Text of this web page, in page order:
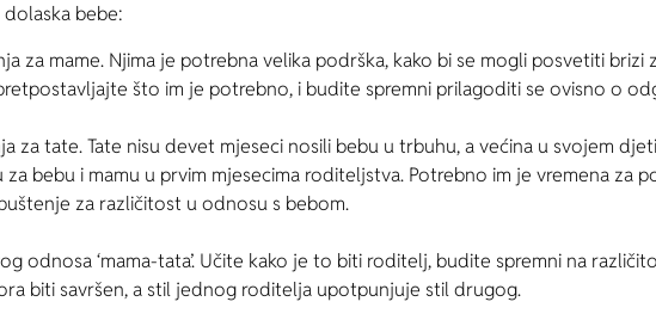
bebe:
za mame. Njima je potrebna velika podrška, kako bi se mogli posvetiti
što im je potrebno, i budite spremni prilagoditi se ovisno o
za tate. Tate nisu devet mjeseci nosili bebu u trbuhu, a većina u svojem
za bebu i mamu u prvim mjesecima roditeljstva. Potrebno im je vremena za
za različitost u odnosu s bebom.
odnosa ‘mama-tata’. Učite kako je to biti roditelj, budite spremni na
biti savršen, a stil jednog roditelja upotpunjuje stil drugog.